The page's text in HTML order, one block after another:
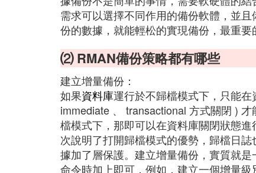
需求可以選擇不同作用的備份軟體，並
份的數據，就能輕松的實現備份，最重要
⑵ RMAN備份策略都有哪些
建立增量備份：
如果資料庫運行於不歸檔模式下，只能在
immediate 、 transactional 方式關閉 )
檔模式下，那即可以在資料庫關閉狀態
次說明了打開歸檔模式的優勢，歸檔日
據加了層保護。建立增量備份，實質就
命令時加上即可，例如，建立一個增量級